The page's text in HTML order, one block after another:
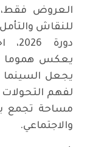
العروض
للنقاش
يعكس هموما
يجعل السينما
لفهم التحولات
مساحة تجمع
والاجتماعي.